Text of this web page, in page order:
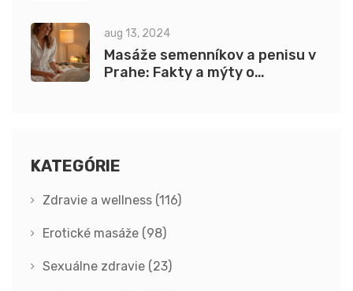
aug 13, 2024
Masáže semenníkov a penisu v
Prahe: Fakty a mýty o
KATEGÓRIE
Zdravie a wellness (116)
Erotické masáže (98)
Sexuálne zdravie (23)